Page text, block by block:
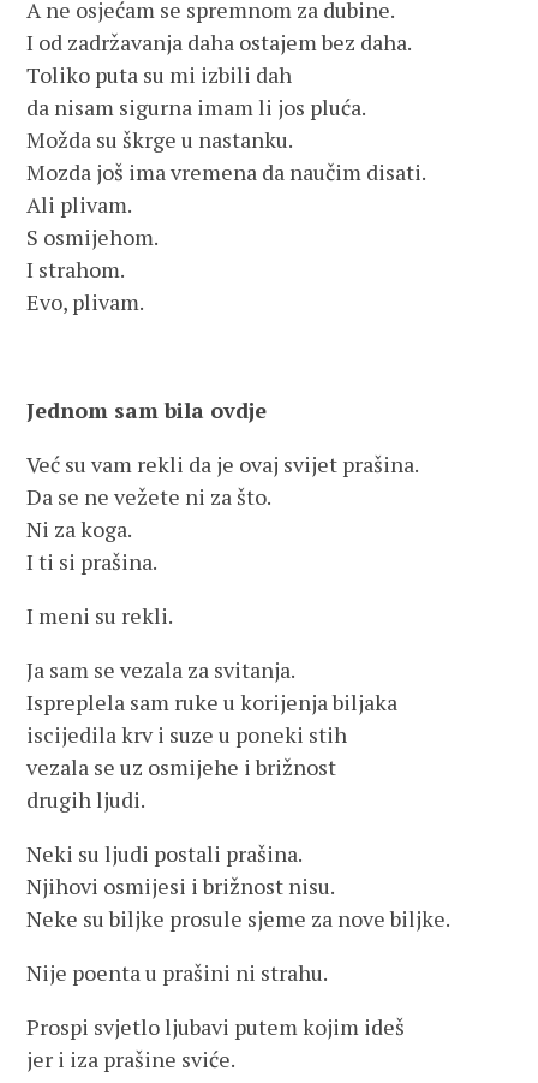
A ne osjećam se spremnom za dubine.
I od zadržavanja daha ostajem bez daha.
Toliko puta su mi izbili dah
da nisam sigurna imam li jos pluća.
Možda su škrge u nastanku.
Mozda još ima vremena da naučim disati.
Ali plivam.
S osmijehom.
I strahom.
Evo, plivam.
Jednom sam bila ovdje
Već su vam rekli da je ovaj svijet prašina.
Da se ne vežete ni za što.
Ni za koga.
I ti si prašina.
I meni su rekli.
Ja sam se vezala za svitanja.
Ispreplela sam ruke u korijenja biljaka
iscijedila krv i suze u poneki stih
vezala se uz osmijehe i brižnost
drugih ljudi.
Neki su ljudi postali prašina.
Njihovi osmijesi i brižnost nisu.
Neke su biljke prosule sjeme za nove biljke.
Nije poenta u prašini ni strahu.
Prospi svjetlo ljubavi putem kojim ideš
jer i iza prašine sviće.